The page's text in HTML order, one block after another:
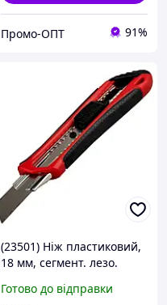
Промо-ОПТ 91%
(23501) Ніж пластиковий,
18 мм, сегмент. лезо.
Готово до відправки